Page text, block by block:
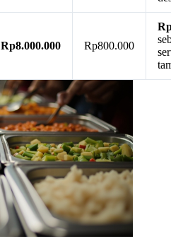
Rp8.000.000 Rp800.000